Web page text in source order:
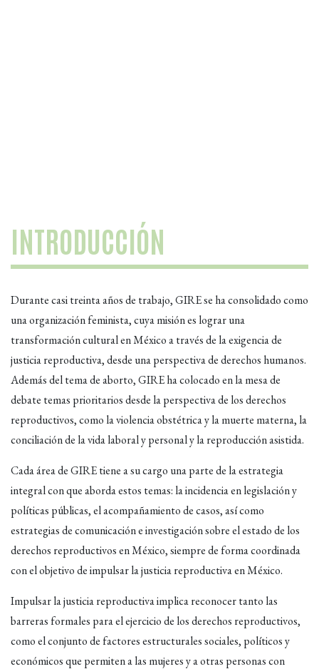
INTRODUCCIÓN
Durante casi treinta años de trabajo, GIRE se ha consolidado como
una organización feminista, cuya misión es lograr una
transformación cultural en México a través de la exigencia de
justicia reproductiva, desde una perspectiva de derechos humanos.
Además del tema de aborto, GIRE ha colocado en la mesa de
debate temas prioritarios desde la perspectiva de los derechos
reproductivos, como la violencia obstétrica y la muerte materna, la
conciliación de la vida laboral y personal y la reproducción asistida.
Cada área de GIRE tiene a su cargo una parte de la estrategia
integral con que aborda estos temas: la incidencia en legislación y
políticas públicas, el acompañamiento de casos, así como
estrategias de comunicación e investigación sobre el estado de los
derechos reproductivos en México, siempre de forma coordinada
con el objetivo de impulsar la justicia reproductiva en México.
Impulsar la justicia reproductiva implica reconocer tanto las
barreras formales para el ejercicio de los derechos reproductivos,
como el conjunto de factores estructurales sociales, políticos y
económicos que permiten a las mujeres y a otras personas con